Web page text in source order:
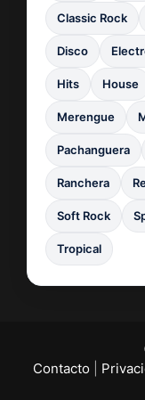
Classic Rock
Disco
Hits House
Merengue
Pachanguera
Ranchera
Soft Rock
Tropical
Contacto